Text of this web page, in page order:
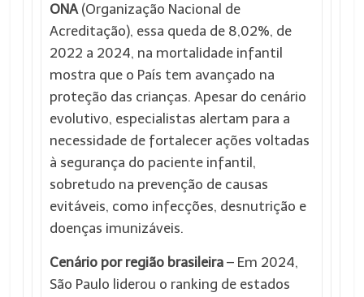
ONA(Organização Nacional de
Acreditação), essa queda de 8,02%, de
2022 a 2024, na mortalidade infantil
mostra que o País tem avançado na
proteção das crianças. Apesar do cenário
evolutivo, especialistas alertam para a
necessidade de fortalecer ações voltadas
à segurança do paciente infantil,
sobretudo na prevenção de causas
evitáveis, como infecções, desnutrição e
doenças imunizáveis.
Cenário por região brasileira – Em 2024,
São Paulo liderou o ranking de estados